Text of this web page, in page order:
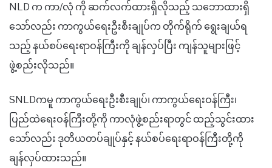
NLD က ကာ/လုံ ကို ဆက်လက်ထားရှိလိုသည့် သဘောထားရှိ
သော်လည်း ကာကွယ်ရေးဦးစီးချုပ်က တိုက်ရိုက် ရွေးချယ်ရ
သည့် နယ်စပ်ရေးရာဝန်ကြီးကို ချန်လှပ်ပြီး ကျန်သူများဖြင့်
ဖွဲ့စည်းလိုသည်။
SNLDကမူ ကာကွယ်ရေးဦးစီးချုပ်၊ ကာကွယ်ရေးဝန်ကြီး၊
ပြည်ထဲရေးဝန်ကြီးတို့ကို ကာလုံဖွဲ့စည်းရာတွင် ထည့်သွင်းထား
သော်လည်း ဒုတိယတပ်ချုပ်နှင့် နယ်စပ်ရေးရာဝန်ကြီးတို့ကို
ချန်လှပ်ထားသည်။